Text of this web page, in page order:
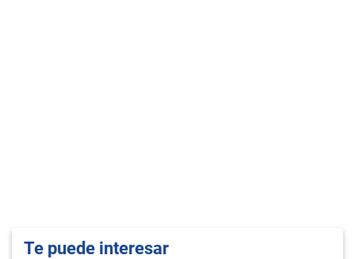
Te puede interesar